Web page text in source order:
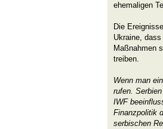
ehemaligen
Die
Ukraine,
Maßnahmen
treiben.
Wenn man
rufen.
IWF
Finanzpolitik
serbischen